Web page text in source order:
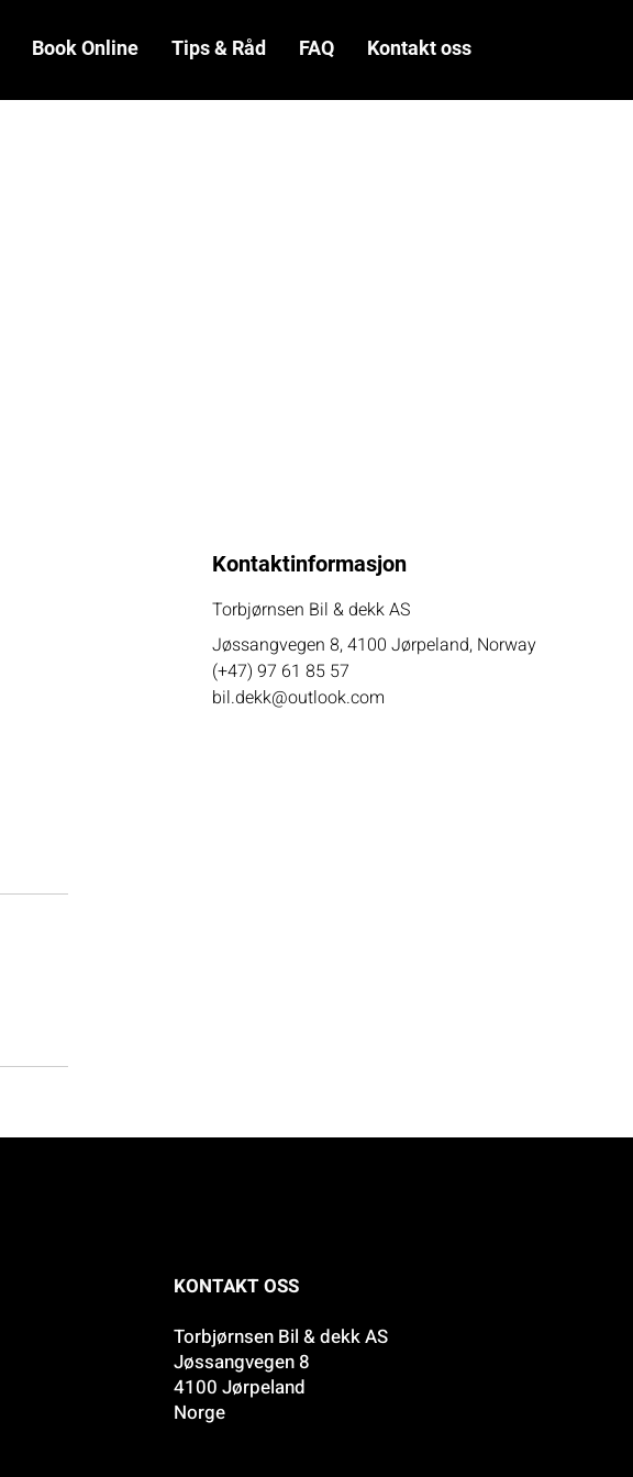
Book Online Tips & Råd FAQ Kontakt oss
Kontaktinformasjon
Torbjørnsen Bil & dekk AS
Jøssangvegen 8, 4100 Jørpeland, Norway
(+47) 97 61 85 57
bil.dekk@outlook.com
KONTAKT OSS
Torbjørnsen Bil & dekk AS
Jøssangvegen 8
4100 Jørpeland
Norge